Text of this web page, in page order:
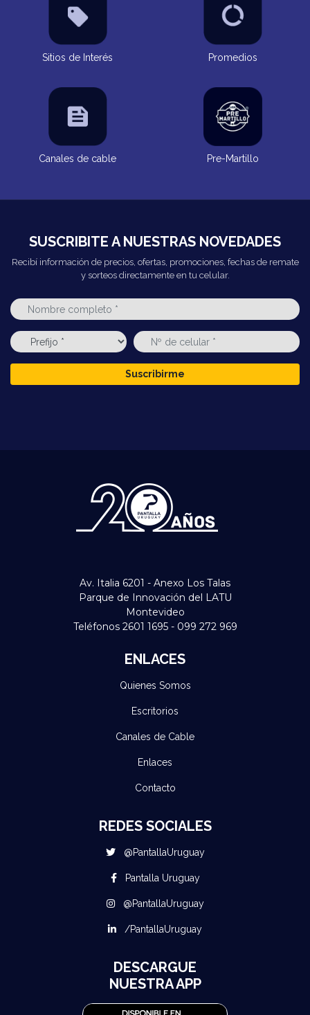
Sitios de Interés Promedios
Canales de cable Pre-Martillo
SUSCRIBITE A NUESTRAS NOVEDADES
Recibí información de precios, ofertas, promociones, fechas de remate
y sorteos directamente en tu celular.
Suscribirme
Av. Italia 6201 - Anexo Los Talas
Parque de Innovación del LATU
Montevideo
Teléfonos 2601 1695 - 099 272 969
ENLACES
Quienes Somos
Escritorios
Canales de Cable
Enlaces
Contacto
REDES SOCIALES
@PantallaUruguay
Pantalla Uruguay
@PantallaUruguay
/PantallaUruguay
DESCARGUE
NUESTRA APP